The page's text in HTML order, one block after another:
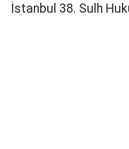
İstanbul 38. Sulh